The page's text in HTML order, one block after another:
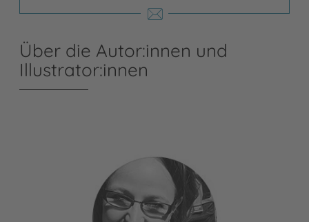
Über die Autor:innen und
Illustrator:innen